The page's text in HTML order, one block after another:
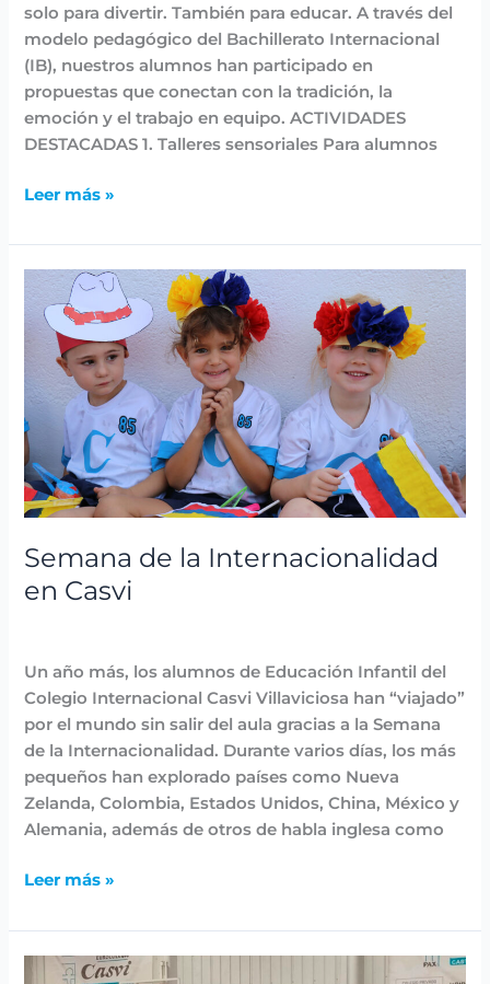
solo para divertir. También para educar. A través del
modelo pedagógico del Bachillerato Internacional
(IB), nuestros alumnos han participado en
propuestas que conectan con la tradición, la
emoción y el trabajo en equipo. ACTIVIDADES
DESTACADAS 1. Talleres sensoriales Para alumnos
Leer más »
Semana de la Internacionalidad
en Casvi
Un año más, los alumnos de Educación Infantil del
Colegio Internacional Casvi Villaviciosa han “viajado”
por el mundo sin salir del aula gracias a la Semana
de la Internacionalidad. Durante varios días, los más
pequeños han explorado países como Nueva
Zelanda, Colombia, Estados Unidos, China, México y
Alemania, además de otros de habla inglesa como
Semana
de
la
Internacionalidad
en
Casvi
Leer más »